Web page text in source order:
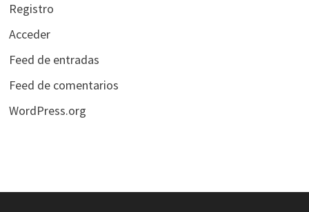
Registro
Acceder
Feed de entradas
Feed de comentarios
WordPress.org